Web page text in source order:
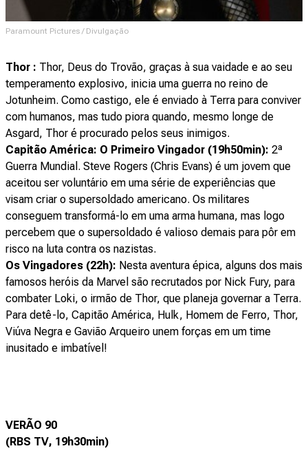
Paramount Pictures / Divulgação
Thor : Thor, Deus do Trovão, graças à sua vaidade e ao seu
temperamento explosivo, inicia uma guerra no reino de
Jotunheim. Como castigo, ele é enviado à Terra para conviver
com humanos, mas tudo piora quando, mesmo longe de
Asgard, Thor é procurado pelos seus inimigos.
Capitão América: O Primeiro Vingador (19h50min): 2ª
Guerra Mundial. Steve Rogers (Chris Evans) é um jovem que
aceitou ser voluntário em uma série de experiências que
visam criar o supersoldado americano. Os militares
conseguem transformá-lo em uma arma humana, mas logo
percebem que o supersoldado é valioso demais para pôr em
risco na luta contra os nazistas.
Os Vingadores (22h): Nesta aventura épica, alguns dos mais
famosos heróis da Marvel são recrutados por Nick Fury, para
combater Loki, o irmão de Thor, que planeja governar a Terra.
Para detê-lo, Capitão América, Hulk, Homem de Ferro, Thor,
Viúva Negra e Gavião Arqueiro unem forças em um time
inusitado e imbatível!
VERÃO 90
(RBS TV, 19h30min)